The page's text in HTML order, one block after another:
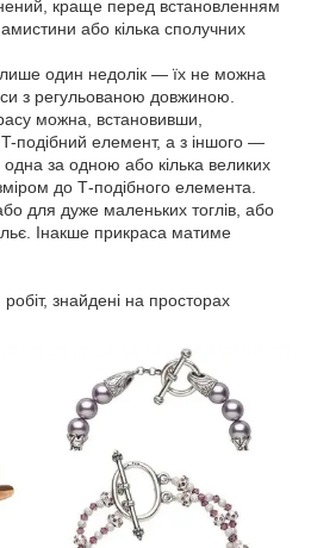
краще перед встановленням
або кілька сполучних
один недолік — їх не можна
з регульованою довжиною.
можна, встановивши,
подібний елемент, а з іншого —
одна за одною або кілька великих
до Т-подібного елемента.
для дуже маленьких тоглів, або
Інакше прикраса матиме
знайдені на просторах